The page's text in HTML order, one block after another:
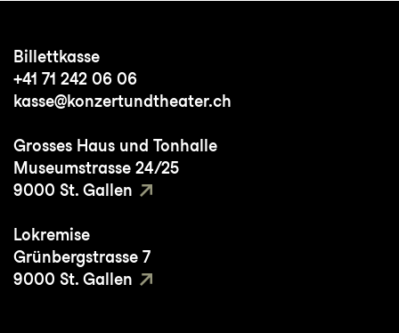
Ziegler-Stiftung
2016 Förderpreisträgerin des Migros-
Kulturprozent
2016 Stipendium der Friedl Wald Stiftung
für Schauspiel
2015/2016 Studienpreis Schauspiel des
Billettkasse
+41 71 242 06 06
kasse@konzertundtheater.ch
Grosses Haus und Tonhalle
Museumstrasse 24/25
9000 St. Gallen
Lokremise
Grünbergstrasse 7
9000 St. Gallen